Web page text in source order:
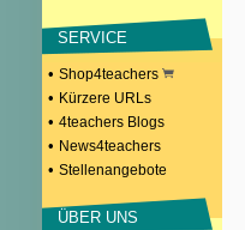
SERVICE
• Shop4teachers
• Kürzere URLs
• 4teachers Blogs
• News4teachers
• Stellenangebote
ÜBER UNS